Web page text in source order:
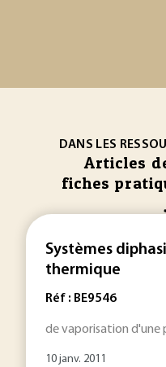
DANS LES
Articles
fiches
Systèmes
thermique
Réf : BE9546
de vaporisation d'une
10 janv. 2011